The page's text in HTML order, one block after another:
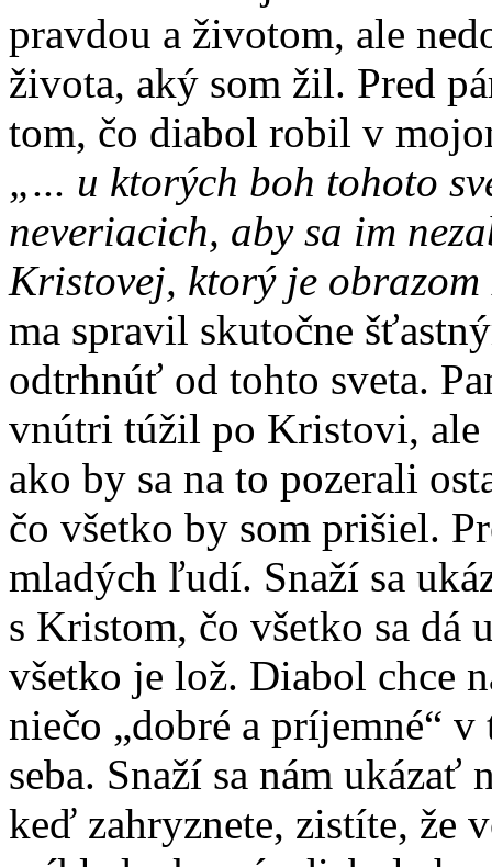
pravdou a životom, ale
života, aký som žil. Pred
tom, čo diabol robil v
„... u ktorých boh tohoto
neveriacich, aby sa im
Kristovej, ktorý je
ma spravil skutočne
odtrhnúť od tohto sveta.
vnútri túžil po Kristovi, ale
ako by sa na to pozerali
čo všetko by som prišiel.
mladých ľudí. Snaží sa
s Kristom, čo všetko sa dá
všetko je lož. Diabol chce
niečo „dobré a príjemné“
seba. Snaží sa nám ukázať
keď zahryznete, zistíte,